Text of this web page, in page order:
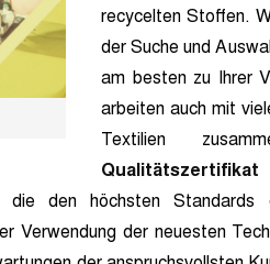
recycelten Stoffen.
der Suche und
am besten zu Ihrer
arbeiten auch mit
Textilien
Qualitätszertifikat
die den höchsten Standards
Verwendung der neuesten